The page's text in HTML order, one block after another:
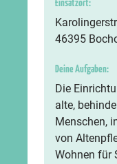
Einsatzort:
46395
Deine Aufgaben:
Die
alte,
Menschen,
von
Wohnen für